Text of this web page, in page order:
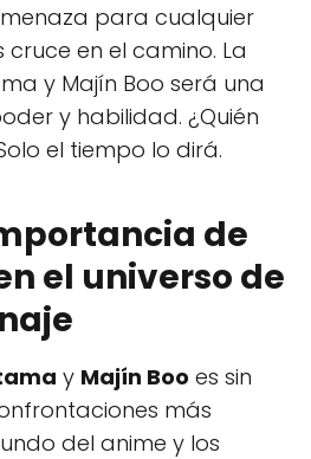
para cualquier
en el camino. La
y Majín Boo será una
y habilidad. ¿Quién
el tiempo lo dirá.
de
el universo de
y Majín Boo es sin
más
del anime y los